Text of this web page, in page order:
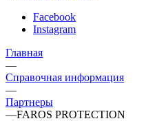
Facebook
Instagram
Главная
—
Справочная информация
—
Партнеры
—FAROS PROTECTION